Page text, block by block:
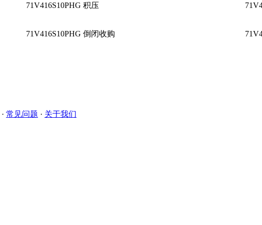
71V416S10PHG 积压
71V416S10PHG 倒闭收购
· 常见问题 · 关于我们